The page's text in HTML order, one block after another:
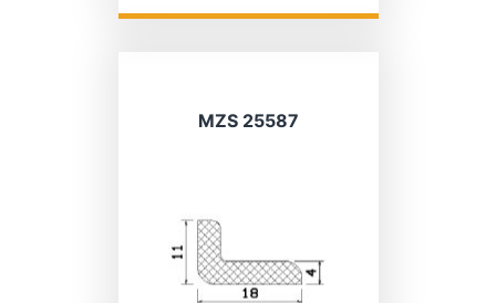
MZS 25587